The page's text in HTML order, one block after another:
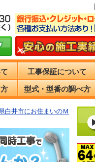
工事保証について
型式・型番の調べ方
白井市にお住まいのＭ